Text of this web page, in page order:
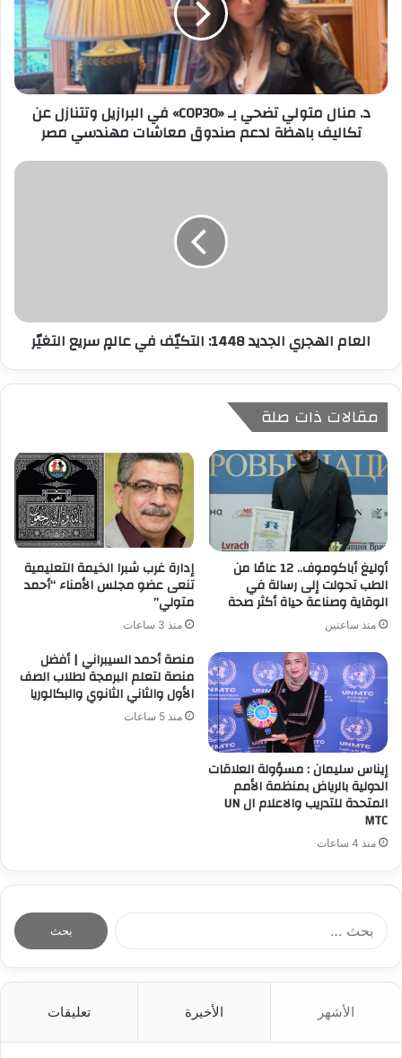
ل
ك
ت
ر
د. منال متولي تضحي بـ «COP30» في البرازيل وتتنازل عن
تكاليف باهظة لدعم صندوق معاشات مهندسي مصر
العام الهجري الجديد 1448: التكيّف في عالمٍ سريع التغيّر
مقالات ذات صلة
أوليغ أباكوموف.. 12 عامًا من
الطب تحولت إلى رسالة في
الوقاية وصناعة حياة أكثر صحة
منذ ساعتين
إدارة غرب شبرا الخيمة التعليمية
تنعى عضو مجلس الأمناء “أحمد
متولي”
منذ 3 ساعات
إيناس سليمان : مسؤولة العلاقات
الدولية بالرياض بمنظمة الأمم
المتحدة للتدريب والاعلام ال UN
MTC
منذ 4 ساعات
منصة أحمد السيبراني | أفضل
منصة لتعلم البرمجة لطلاب الصف
الأول والثاني الثانوي والبكالوريا
منذ 5 ساعات
الأشهر الأخيرة تعليقات